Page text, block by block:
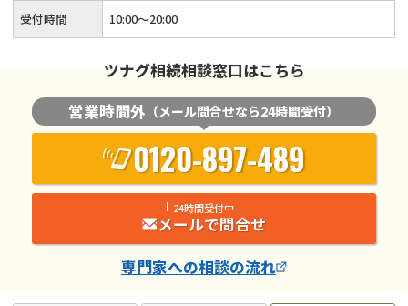
受付時間 10:00～20:00
ツナグ相続相談窓口はこちら
営業時間外 （メール問合せなら24時間受付）
0120-897-489
24時間受付中
メールで問合せ
専門家への相談の流れ